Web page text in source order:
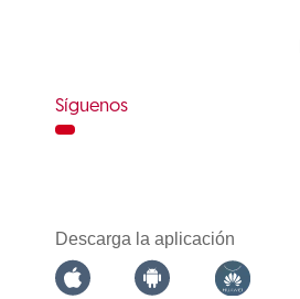
Síguenos
Descarga la aplicación